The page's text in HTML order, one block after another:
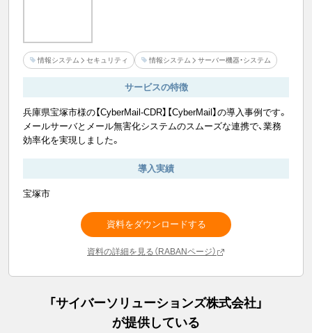
情報システム セキュリティ 情報システム サーバー機器・システム
サービスの特徴
兵庫県宝塚市様の【CyberMail-CDR】【CyberMail】の導入事例です。
メールサーバとメール無害化システムのスムーズな連携で、業務
効率化を実現しました。
導入実績
宝塚市
資料をダウンロードする
資料の詳細を見る（RABANページ）
「 サイバーソリューションズ株式会社 」
が提供している